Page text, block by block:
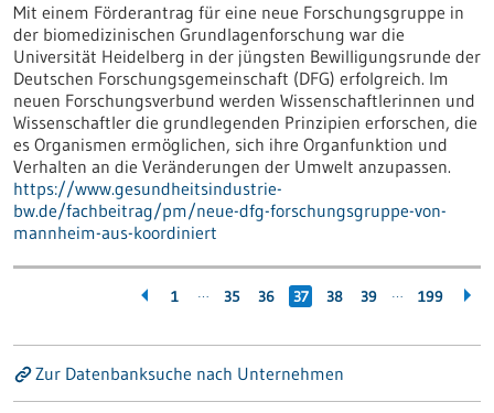
Mit einem Förderantrag für eine neue Forschungsgruppe in
der biomedizinischen Grundlagenforschung war die
Universität Heidelberg in der jüngsten Bewilligungsrunde der
Deutschen Forschungsgemeinschaft (DFG) erfolgreich. Im
neuen Forschungsverbund werden Wissenschaftlerinnen und
Wissenschaftler die grundlegenden Prinzipien erforschen, die
es Organismen ermöglichen, sich ihre Organfunktion und
Verhalten an die Veränderungen der Umwelt anzupassen.
https://www.gesundheitsindustrie-
bw.de/fachbeitrag/pm/neue-dfg-forschungsgruppe-von-
mannheim-aus-koordiniert
1 … 35 36 37 38 39 … 199
Zur Datenbanksuche nach Unternehmen